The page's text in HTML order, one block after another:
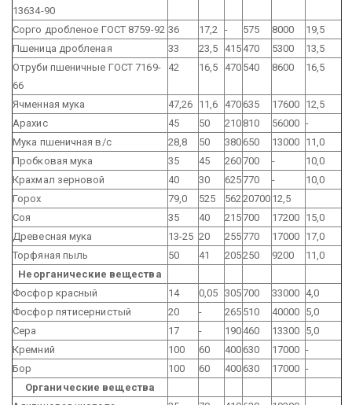
13634-90
Сорго дробленое ГОСТ 8759-92 36 17,2 - 575 8000
19,5
Пшеница дробленая
33 23,5 415 470 5300
13,5
Отруби пшеничные ГОСТ 7169-
66
42 16,5 470 540 8600 16,5
Ячменная мука 47,26 11,6 470635 17600 12,5
Арахис
45 50 210 810 56000 -
Мука пшеничная в/с
28,8 50 380650 13000 11,0
Пробковая мука
35 45 260700 -
10,0
Крахмал зерновой
40 30 625770 -
10,0
Горох
79,0 525 562 20700 12,5
Соя
35 40 215700 17200 15,0
Древесная мука
13-25 20 255770 17000 17,0
Торфяная пыль
50 41 205250 9200
11,0
Неорганические вещества
Фосфор красный
14 0,05 305700 33000 4,0
Фосфор пятисернистый
20 - 265 510 40000 5,0
Сера
17 - 190 460 13300 5,0
Кремний
100 60 400630 17000 -
Бор
100 60 400630 17000 -
Органические вещества